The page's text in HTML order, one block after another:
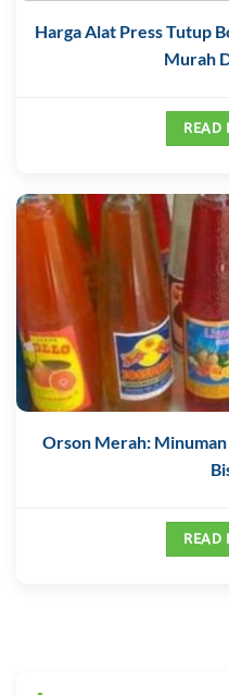
Harga Alat Press Tutup
Murah
READ
Orson Merah:
READ